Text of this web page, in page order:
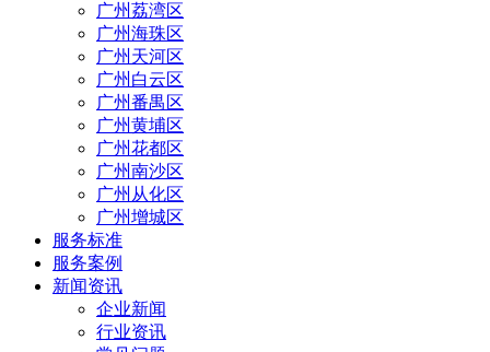
广州荔湾区
广州海珠区
广州天河区
广州白云区
广州番禺区
广州黄埔区
广州花都区
广州南沙区
广州从化区
广州增城区
服务标准
服务案例
新闻资讯
企业新闻
行业资讯